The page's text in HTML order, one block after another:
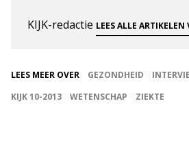
KIJK-redactie LEES ALLE
LEES MEER OVER GEZONDHEID
KIJK 10-2013
WETENSCHAP ZIEKTE